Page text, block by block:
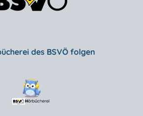
des BSVÖ folgen